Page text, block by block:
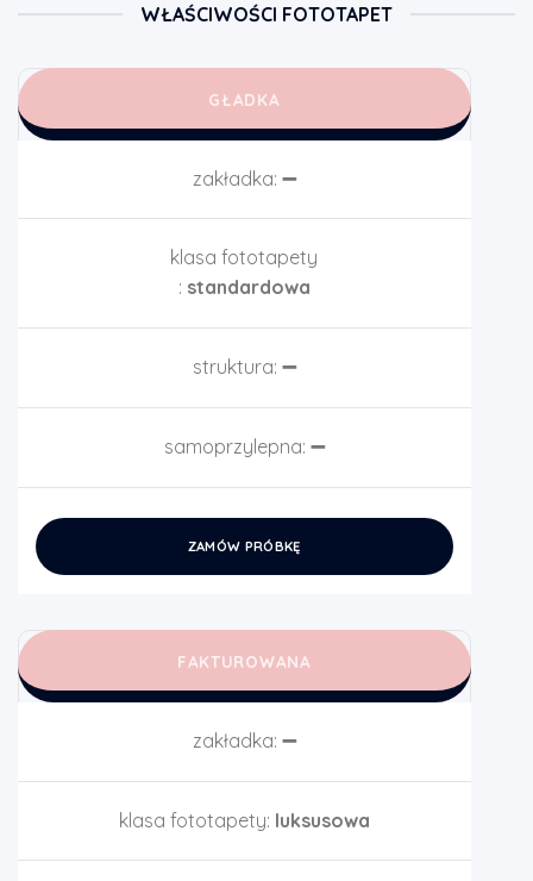
WŁAŚCIWOŚCI FOTOTAPET
GŁADKA
zakładka: ➖
klasa fototapety
: standardowa
struktura: ➖
samoprzylepna: ➖
ZAMÓW PRÓBKĘ
FAKTUROWANA
zakładka: ➖
klasa fototapety: luksusowa